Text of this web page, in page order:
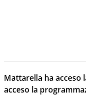
Mattarella ha acceso
acceso la